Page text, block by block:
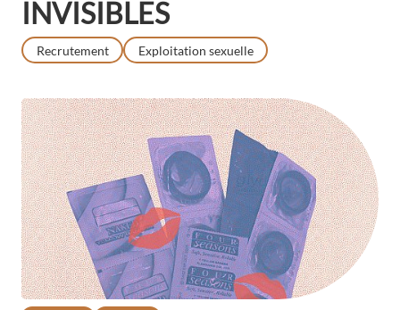
INVISIBLES
Recrutement Exploitation sexuelle